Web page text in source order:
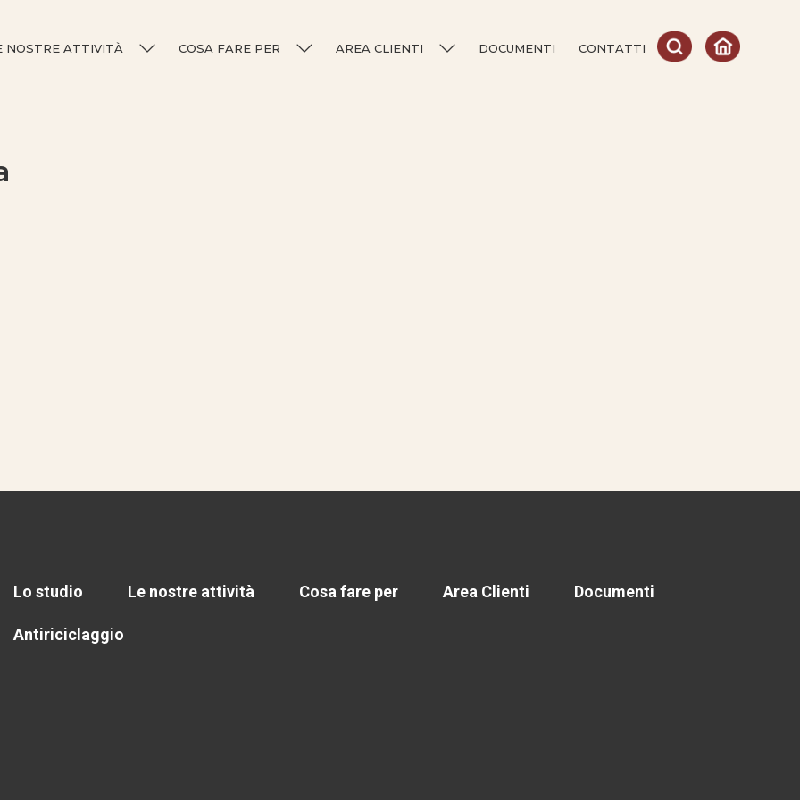
NOSTRE ATTIVITÀ COSA FARE PER AREA CLIENTI DOCUMENTI CONTATTI
Lo studio Le nostre attività Cosa fare per Area Clienti Documenti
Antiriciclaggio